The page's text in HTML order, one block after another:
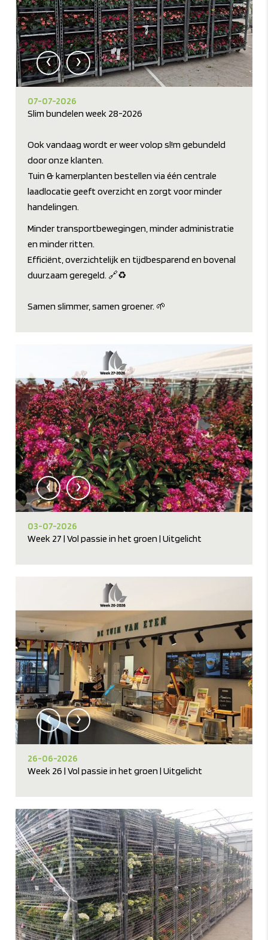
‹ ›
07-07-2026
Slim bundelen week 28-2026
Ook vandaag wordt er weer volop sl!m gebundeld
door onze klanten.
Tuin & kamerplanten bestellen via één centrale
laadlocatie geeft overzicht en zorgt voor minder
handelingen.
Minder transportbewegingen, minder administratie
en minder ritten.
Efficiënt, overzichtelijk en tijdbesparend en bovenal
duurzaam geregeld. 🔗♻️
Samen slimmer, samen groener. 🌱
‹ ›
03-07-2026
Week 27 | Vol passie in het groen | Uitgelicht
‹ ›
26-06-2026
Week 26 | Vol passie in het groen | Uitgelicht